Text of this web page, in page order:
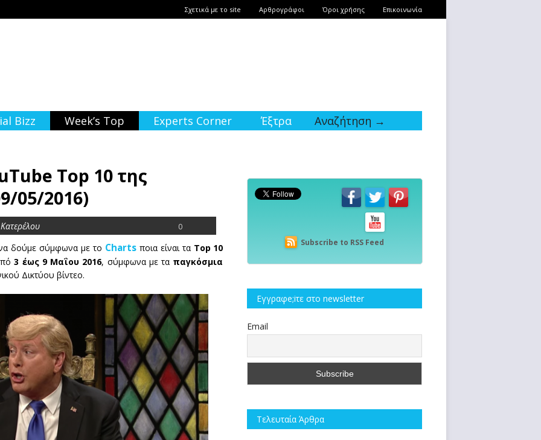
Σχετικά με το site Αρθρογράφοι Όροι χρήσης Επικοινωνία
Bizz Week’s Top Experts Corner Έξτρα Αναζήτηση →
Top 10 της
05/2016)
0
δούμε σύμφωνα με το Chartsποια είναι τα Top 10
3 έως 9 Μαΐου 2016, σύμφωνα με τα παγκόσμια
Δικτύου βίντεο.
Subscribe to RSS Feed
Εγγραφe;iτε στο newsletter
Email
Τελευταία Άρθρα